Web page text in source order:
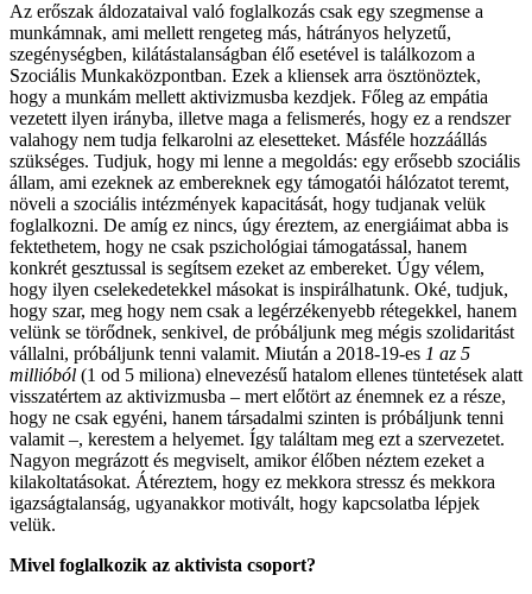
Az erőszak áldozataival való foglalkozás csak egy szegmense a
munkámnak, ami mellett rengeteg más, hátrányos helyzetű,
szegénységben, kilátástalanságban élő esetével is találkozom a
Szociális Munkaközpontban. Ezek a kliensek arra ösztönöztek,
hogy a munkám mellett aktivizmusba kezdjek. Főleg az empátia
vezetett ilyen irányba, illetve maga a felismerés, hogy ez a rendszer
valahogy nem tudja felkarolni az elesetteket. Másféle hozzáállás
szükséges. Tudjuk, hogy mi lenne a megoldás: egy erősebb szociális
állam, ami ezeknek az embereknek egy támogatói hálózatot teremt,
növeli a szociális intézmények kapacitását, hogy tudjanak velük
foglalkozni. De amíg ez nincs, úgy éreztem, az energiáimat abba is
fektethetem, hogy ne csak pszichológiai támogatással, hanem
konkrét gesztussal is segítsem ezeket az embereket. Úgy vélem,
hogy ilyen cselekedetekkel másokat is inspirálhatunk. Oké, tudjuk,
hogy szar, meg hogy nem csak a legérzékenyebb rétegekkel, hanem
velünk se törődnek, senkivel, de próbáljunk meg mégis szolidaritást
vállalni, próbáljunk tenni valamit. Miután a 2018-19-es 1 az 5
millióból (1 od 5 miliona) elnevezésű hatalom ellenes tüntetések alatt
visszatértem az aktivizmusba – mert előtört az énemnek ez a része,
hogy ne csak egyéni, hanem társadalmi szinten is próbáljunk tenni
valamit –, kerestem a helyemet. Így találtam meg ezt a szervezetet.
Nagyon megrázott és megviselt, amikor élőben néztem ezeket a
kilakoltatásokat. Átéreztem, hogy ez mekkora stressz és mekkora
igazságtalanság, ugyanakkor motivált, hogy kapcsolatba lépjek
velük.
Mivel foglalkozik az aktivista csoport?